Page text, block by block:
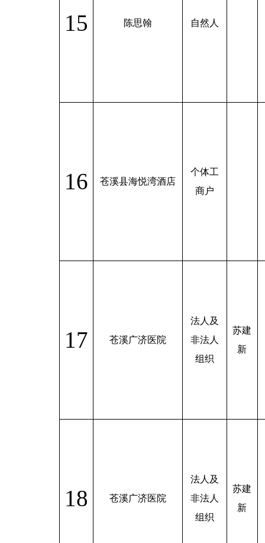
15 陈思翰 自然人
16 苍溪县海悦湾酒店
个体工
商户
17 苍溪广济医院
法人及
非法人
组织
苏建
新
18 苍溪广济医院
法人及
非法人
组织
苏建
新